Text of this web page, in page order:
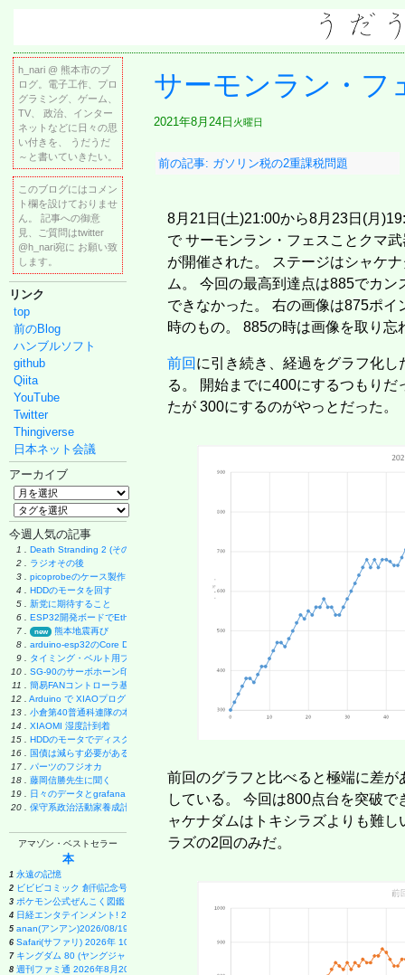
h_nari @ 熊本市のブ
ログ。電子工作、プロ
グラミング、ゲーム、
TV、 政治、インター
ネットなどに日々の思
い付きを、 うだうだ
～と書いていきたい。
このブログにはコメン
ト欄を設けておりませ
ん。 記事への御意
見、ご質問はtwitter
@h_nari宛に お願い致
します。
リンク
top
前のBlog
ハンブルソフト
github
Qiita
YouTube
Twitter
Thingiverse
日本ネット会議
アーカイブ
今週人気の記事
1 .
Death Stranding 2 (その後)
2 .
ラジオその後
3 .
picoprobeのケース製作
4 .
HDDのモータを回す
5 .
新党に期待すること
6 .
ESP32開発ボードでEthernet実験
7 .
new
熊本地震再び
8 .
arduino-esp32のCore Debug Level
9 .
タイミング・ベルト用プーリーの製作
10 .
SG-90のサーボホーン印刷
11 .
簡易FANコントローラ基板
12 .
Arduino で XIAOプログラミング
13 .
小倉第40普通科連隊の本
14 .
XIAOMI 湿度計到着
15 .
HDDのモータでディスク・グラインダー製作
16 .
国債は減らす必要があるのか
17 .
パーツのフジオカ
18 .
藤岡信勝先生に聞く
19 .
日々のデータとgrafana
20 .
保守系政治活動家養成計画
アマゾン・ベストセラー
本
1 永遠の記憶
2 ビビビコミック 創刊記念号 ([実用品])
3 ポケモン公式ぜんこく図鑑 1996-2026
4 日経エンタテインメント! 2026年 9 月号増刊【表紙：EBiDAN】
5 anan(アンアン)2026/08/19号 No.2507[愛とSEX／寺西拓人]
6 Safari(サファリ) 2026年 10 月号増刊 Special Edition [COVER:平野紫耀]
7 キングダム 80 (ヤングジャンプコミックス)
8 週刊ファミ通 2026年8月20・27日合併号 No.1959
サーモンラン・フ
2021年8月24日 火曜日
前の記事: ガソリン税の2重課税問題
8月21日(土)21:00から8月23日(月
で サーモンラン・フェスことクマ
が開催された。 ステージはシャケナ
ム。 今回の最高到達点は885でカン
できなかった。 右の画像は875ポイ
時のもの。 885の時は画像を取り忘
前回 に引き続き、経過をグラフ化
る。 開始までに400にするつもり
たが 300にするのがやっとだった。
前回のグラフと比べると極端に差
している。 今回は800点台を突破
ャケナダムはトキシラズよりも難
ラズの2回のみだ。